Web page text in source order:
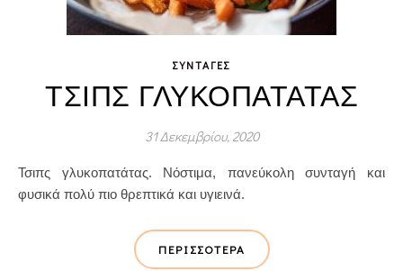
ΣΥΝΤΑΓΈΣ
ΤΣΙΠΣ ΓΛΥΚΟΠΑΤΑΤΑΣ
31 Δεκεμβρίου, 2020
Τσιπς γλυκοπατάτας. Νόστιμα, πανεύκολη συνταγή και
φυσικά πολύ πιο θρεπτικά και υγιεινά.
ΠΕΡΙΣΣΌΤΕΡΑ